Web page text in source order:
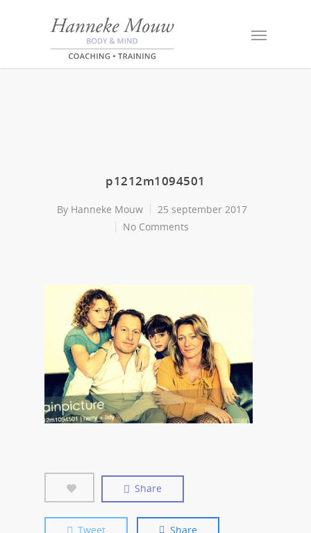
p1212m1094501
By Hanneke Mouw
25 september 2017
No Comments
Share
Tweet Share